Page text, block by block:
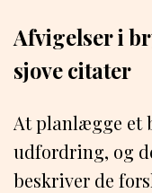
Afvigelser i
sjove citater
At planlægge et
udfordring, og
beskriver de